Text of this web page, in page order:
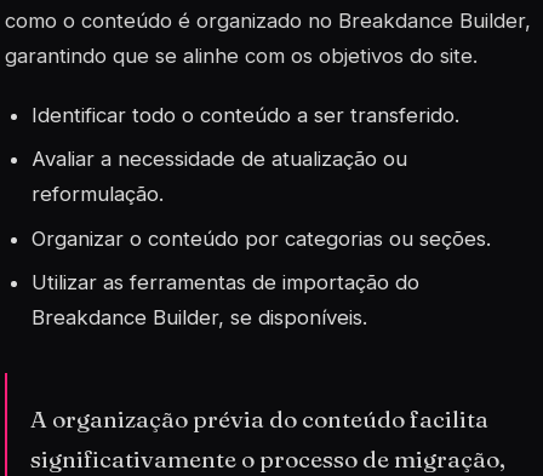
como o conteúdo é organizado no Breakdance Builder,
garantindo que se alinhe com os objetivos do site.
Identificar todo o conteúdo a ser transferido.
Avaliar a necessidade de atualização ou
reformulação.
Organizar o conteúdo por categorias ou seções.
Utilizar as ferramentas de importação do
Breakdance Builder, se disponíveis.
A organização prévia do conteúdo facilita
significativamente o processo de migração,